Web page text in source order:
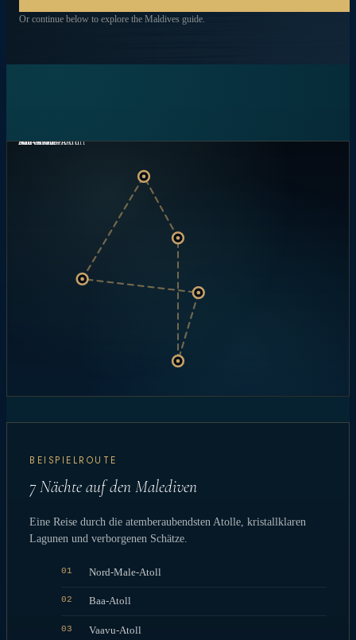
ENTDECKEN SIE ERLEBNISSE
Or continue below to explore the Maldives guide.
Nord-Male-Atoll
Baa-Atoll
Ari-Atoll
Vaavu-Atoll
Süd-Male-Atoll
BEISPIELROUTE
7 Nächte auf den Malediven
Eine Reise durch die atemberaubendsten Atolle, kristallklaren
Lagunen und verborgenen Schätze.
01 Nord-Male-Atoll
02 Baa-Atoll
03 Vaavu-Atoll